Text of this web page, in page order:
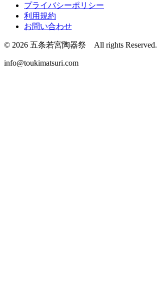
プライバシーポリシー
利用規約
お問い合わせ
© 2026 五条若宮陶器祭 All rights Reserved.
info@toukimatsuri.com